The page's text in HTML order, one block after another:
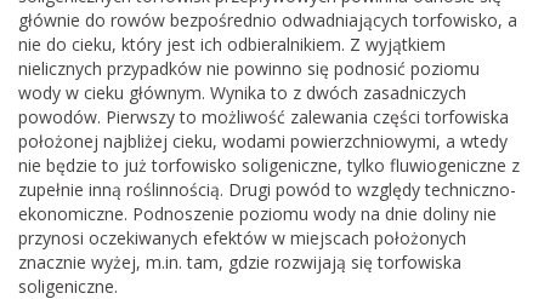
głównie do rowów bezpośrednio odwadniających torfowisko, a
nie do cieku, który jest ich odbieralnikiem. Z wyjątkiem
nielicznych przypadków nie powinno się podnosić poziomu
wody w cieku głównym. Wynika to z dwóch zasadniczych
powodów. Pierwszy to możliwość zalewania części torfowiska
położonej najbliżej cieku, wodami powierzchniowymi, a wtedy
nie będzie to już torfowisko soligeniczne, tylko fluwiogeniczne z
zupełnie inną roślinnością. Drugi powód to względy techniczno-
ekonomiczne. Podnoszenie poziomu wody na dnie doliny nie
przynosi oczekiwanych efektów w miejscach położonych
znacznie wyżej, m.in. tam, gdzie rozwijają się torfowiska
soligeniczne.